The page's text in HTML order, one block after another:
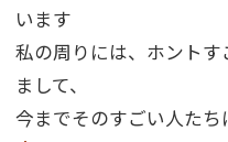
います
私の周りには、ホント
まして、
今までそのすごい人た